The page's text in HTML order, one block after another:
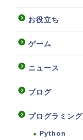
お役立ち
ゲーム
ニュース
ブログ
プログラミング
Python